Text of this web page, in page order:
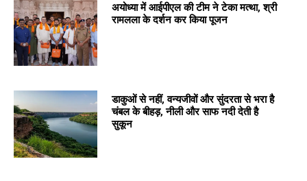
अयोध्या में आईपीएल की टीम ने टेका मत्था, श्री
रामलला के दर्शन कर किया पूजन
डाकुओं से नहीं, वन्यजीवों और सुंदरता से भरा है
चंबल के बीहड़, नीली और साफ नदी देती है
सुकून